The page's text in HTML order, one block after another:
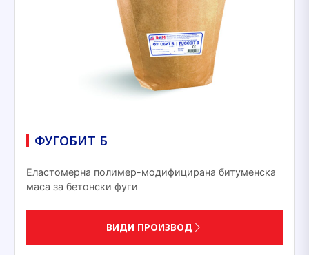
ФУГОБИТ Б
Еластомерна полимер-модифицирана битуменска
маса за бетонски фуги
ВИДИ ПРОИЗВОД